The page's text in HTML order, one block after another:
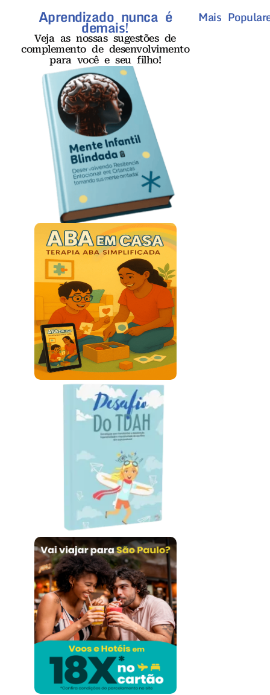
Aprendizado nunca é
demais!
Veja as nossas sugestões de
complemento de desenvolvimento
para você e seu filho!
Mais